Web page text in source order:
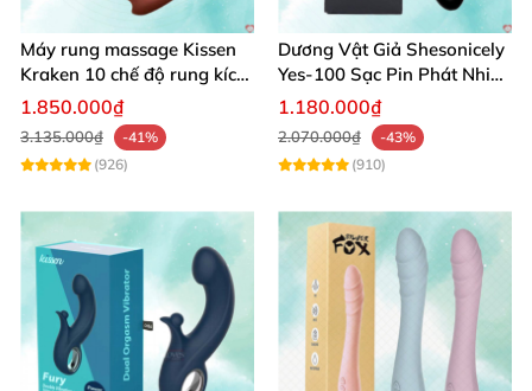
Máy rung massage Kissen
Kraken 10 chế độ rung kích
thích điểm G
1.850.000₫
3.135.000₫
-41%
(926)
Dương Vật Giả Shesonicely
Yes-100 Sạc Pin Phát Nhiệt
Siêu Thật
1.180.000₫
2.070.000₫
-43%
(910)